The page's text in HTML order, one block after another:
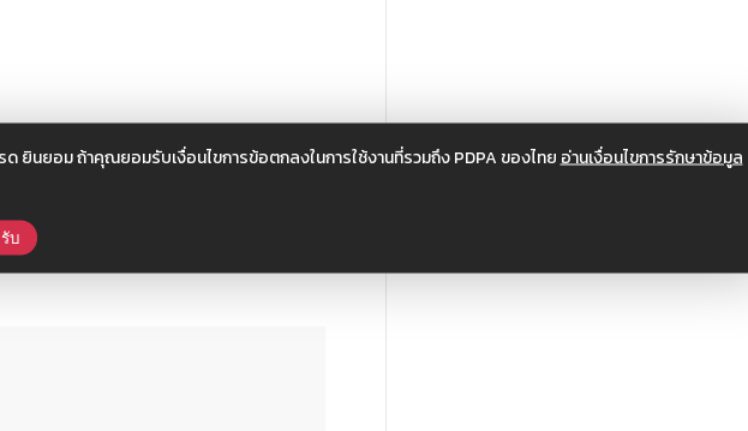
นยอม ถ้าคุณยอมรับเงื่อนไขการข้อตกลงในการใช้งานที่รวมถึง PDPA ของไทยอ่านเงื่อนไขการรักษาข้อมูล
บ
2023
จอุตสาหกรรม